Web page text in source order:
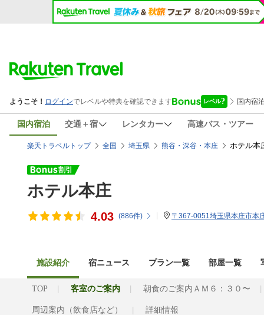
国内宿泊 交通＋宿 レンタカー 高速バス・ツアー
楽天トラベルトップ 全国 埼玉県 熊谷・深谷・本庄 ホテル本
ホテル本庄
4.03 (886件) 〒367-0051埼玉県本庄市本
施設紹介 宿ニュース プラン一覧 部屋一覧
TOP 客室のご案内 朝食のご案内ＡＭ６：３０〜
周辺案内（飲食店など） 詳細情報